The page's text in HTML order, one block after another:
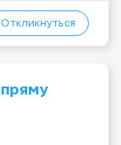
Откликнуться